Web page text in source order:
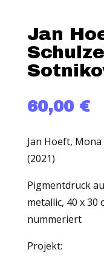
Jan
60,00 €
Jan Hoeft,
(2021)
Pigmentdruck
metallic, 40 x 30
nummeriert
Projekt: